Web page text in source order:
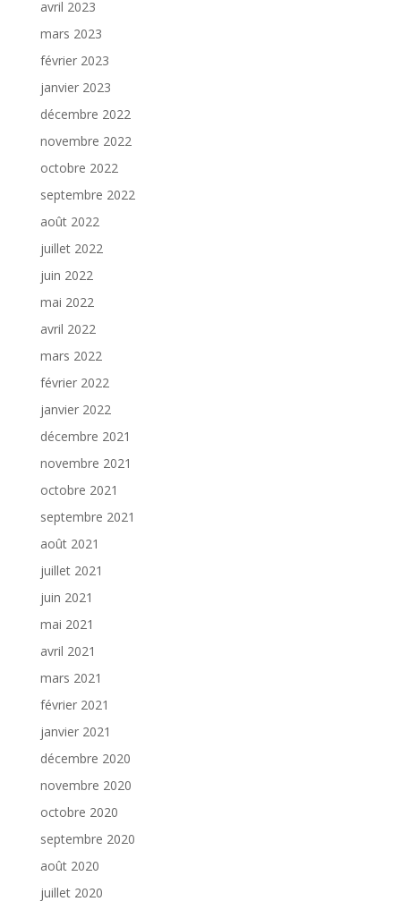
avril 2023
mars 2023
février 2023
janvier 2023
décembre 2022
novembre 2022
octobre 2022
septembre 2022
août 2022
juillet 2022
juin 2022
mai 2022
avril 2022
mars 2022
février 2022
janvier 2022
décembre 2021
novembre 2021
octobre 2021
septembre 2021
août 2021
juillet 2021
juin 2021
mai 2021
avril 2021
mars 2021
février 2021
janvier 2021
décembre 2020
novembre 2020
octobre 2020
septembre 2020
août 2020
juillet 2020